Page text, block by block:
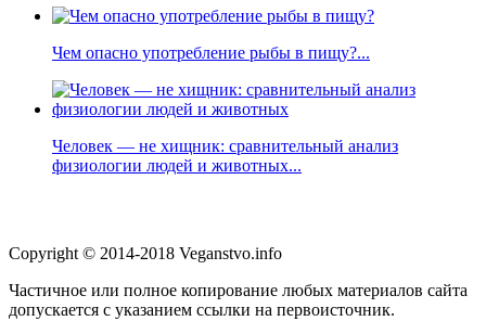
Чем опасно употребление рыбы в пищу?...
Человек — не хищник: сравнительный анализ
физиологии людей и животных...
Copyright © 2014-2018 Veganstvo.info
Частичное или полное копирование любых материалов сайта
допускается с указанием ссылки на первоисточник.